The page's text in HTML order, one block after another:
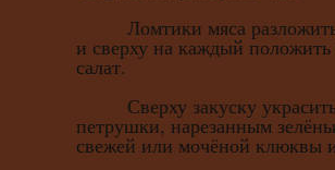
Ломтики мяса разложить
и сверху на каждый
салат.
Сверху закуску
петрушки, нарезанным
свежей или мочёной клюквы